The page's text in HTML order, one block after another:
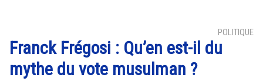
POLITIQUE
Franck Frégosi : Qu’en est-il du
mythe du vote musulman ?